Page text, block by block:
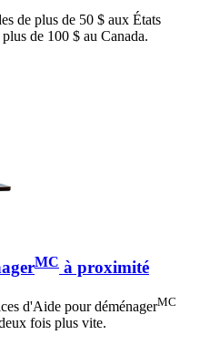
de plus de 50 $ aux États
de 100 $ au Canada.
MC à proximité
d'Aide pour déménagerMC
fois plus vite.